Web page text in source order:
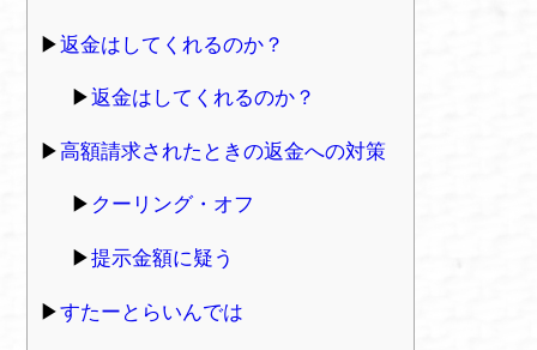
返金はしてくれるのか？
返金はしてくれるのか？
高額請求されたときの返金への対策
クーリング・オフ
提示金額に疑う
すたーとらいんでは